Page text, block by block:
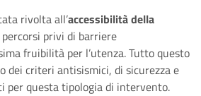
rivolta all’accessibilità della
privi di barriere
fruibilità per l’utenza. Tutto questo
dei criteri antisismici, di sicurezza e
per questa tipologia di intervento.